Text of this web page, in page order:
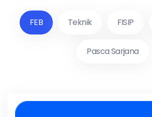
FEB Teknik FISIP
Pasca Sarjana